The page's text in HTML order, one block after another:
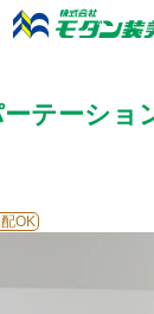
ーテーシ
OK